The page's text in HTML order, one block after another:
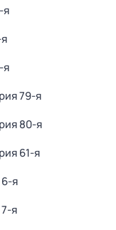
я
я
79-я
80-я
61-я
я
я